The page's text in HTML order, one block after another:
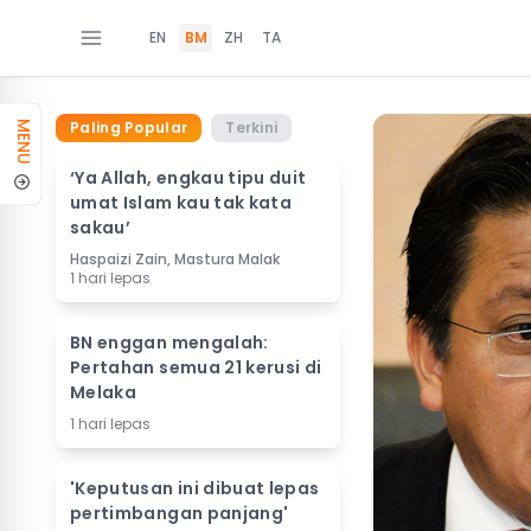
EN BM ZH TA
MENU Paling Popular Terkini
‘Ya Allah, engkau tipu duit
umat Islam kau tak kata
sakau’
Haspaizi Zain, Mastura Malak
1 hari lepas
BN enggan mengalah:
Pertahan semua 21 kerusi di
Melaka
1 hari lepas
'Keputusan ini dibuat lepas
pertimbangan panjang'